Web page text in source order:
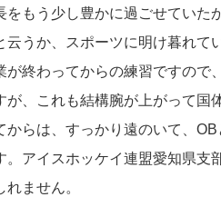
もう少し豊かに過ごせていた
うか、スポーツに明け暮れて
が終わってからの練習ですの
、これも結構腕が上がって国
らは、すっかり遠のいて、
。アイスホッケイ連盟愛知県
ません。